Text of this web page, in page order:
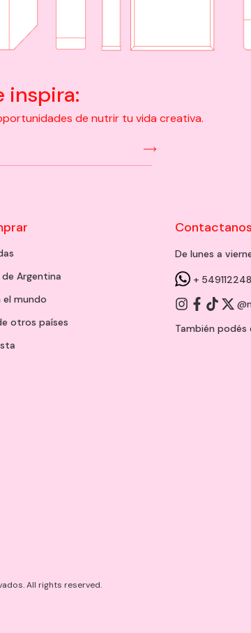
inspira:
de nutrir tu vida creativa.
Argentina
el mundo
otros países
Contactanos
De lunes a
+
También podés
All rights reserved.